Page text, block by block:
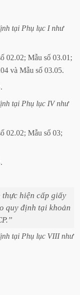
tại Phụ lục I như
02.02; Mẫu số 03.01;
và Mẫu số 03.05.
tại Phụ lục IV như
02.02; Mẫu số 03;
thực hiện cấp giấy
quy định tại khoản
tại Phụ lục VIII như